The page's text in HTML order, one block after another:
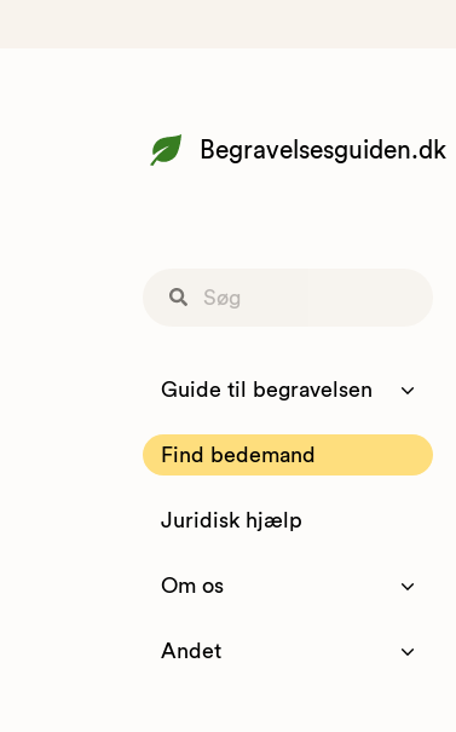
Begravelsesguiden.dk
Guide til begravelsen
Find bedemand
Juridisk hjælp
Om os
Andet